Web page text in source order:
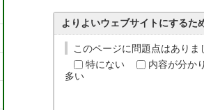
よりよいウェブサイトにするた
このページに問題点はありま
特にない
内容が分か
多い